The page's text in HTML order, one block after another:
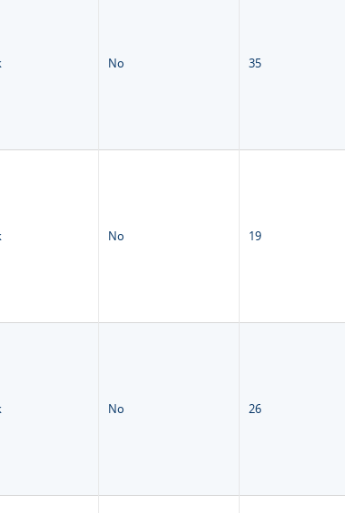
No 35
No 19
No 26